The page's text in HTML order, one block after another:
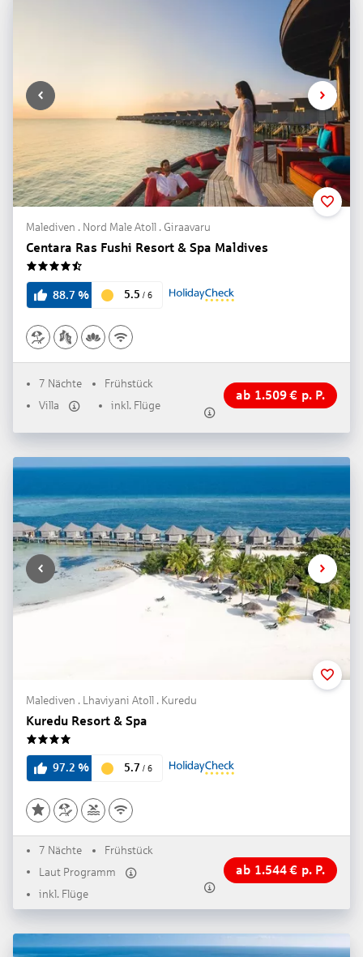
Malediven . Nord Male Atoll . Giraavaru
Centara Ras Fushi Resort & Spa Maldives
4.5
88.7 % 5.5 / 6
7 Nächte
Frühstück
Villa
inkl. Flüge
ab 1.509€ p. P.
Malediven . Lhaviyani Atoll . Kuredu
Kuredu Resort & Spa
97.2 % 5.7 / 6
7 Nächte
Frühstück
Laut Programm
inkl. Flüge
ab 1.544€ p. P.